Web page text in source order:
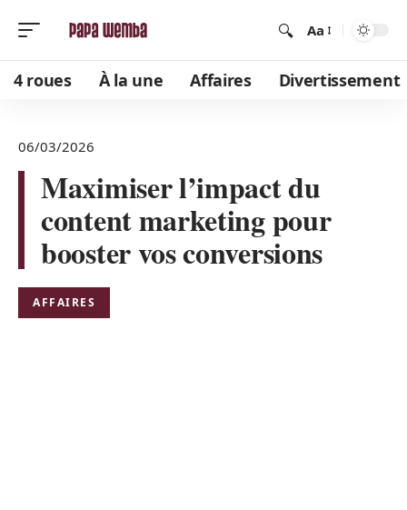
Aa
4 roues À la une Affaires Divertissement
06/03/2026
Maximiser l’impact du
content marketing pour
booster vos conversions
AFFAIRES